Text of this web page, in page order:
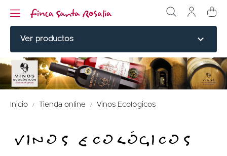
Ver productos expand_more
CORTES NOBLES
BURGERS
ELABORADOS
Inicio Tienda online Vinos Ecológicos
VINOS ECOLÓGICOS